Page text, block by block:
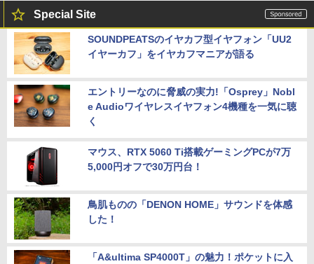
Special Site
SOUNDPEATSのイヤカフ型イヤフォン「UU2
イヤーカフ」をイヤカフマニアが語る
エントリーなのに脅威の実力!「Osprey」Nobl
e Audioワイヤレスイヤフォン4機種を一気に聴
く
マウス、RTX 5060 Ti搭載ゲーミングPCが7万
5,000円オフで30万円台！
鳥肌ものの「DENON HOME」サウンドを体感
した！
「A&ultima SP4000T」の魅力！ポケットに入